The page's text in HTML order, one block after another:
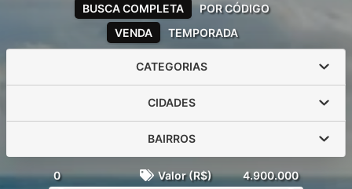
VENDA TEMPORADA
BUSCA COMPLETA POR CÓDIGO
CATEGORIAS
CIDADES
BAIRROS
0 Valor (R$) 4.900.000